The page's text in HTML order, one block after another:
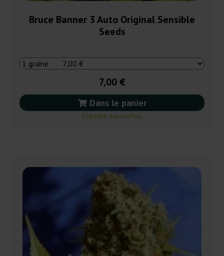
Bruce Banner 3 Auto Original Sensible
Seeds
7,00 €
Dans le panier
Expédié aujourd’hui